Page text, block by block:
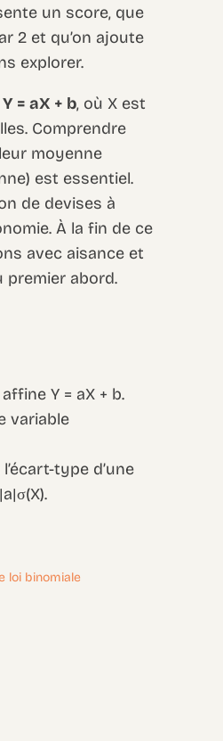
un score, que
2 et qu’on ajoute
explorer.
Y = aX + b, où X est
Comprendre
moyenne
est essentiel.
de devises à
À la fin de ce
avec aisance et
premier abord.
Y = aX + b.
variable
type d’une
loi binomiale